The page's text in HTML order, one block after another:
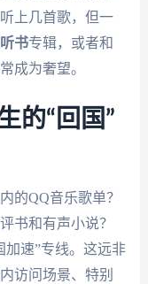
上几首歌，但一
书专辑，或者和
成为奢望。
的“回国”
的QQ音乐歌单？
书和有声小说？
加速”专线。这远非
访问场景、特别